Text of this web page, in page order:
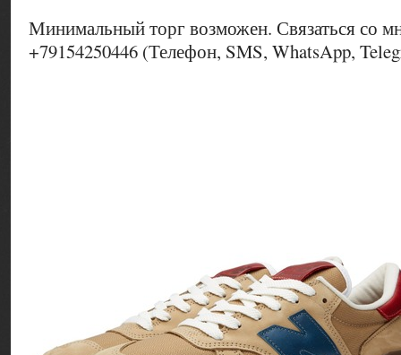
Минимальный торг возможен. Связаться со
+79154250446 (Телефон, SMS, WhatsApp,